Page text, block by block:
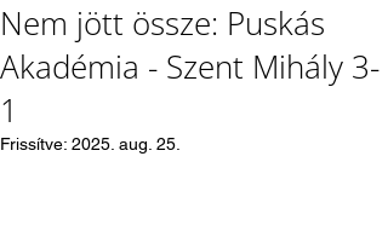
Nem jött össze: Puskás
Akadémia - Szent Mihály 3-
1
Frissítve: 2025. aug. 25.